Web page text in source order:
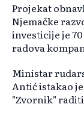
Projekat
Njemačke
investicije je
radova
Ministar
Antić istakao
"Zvornik"